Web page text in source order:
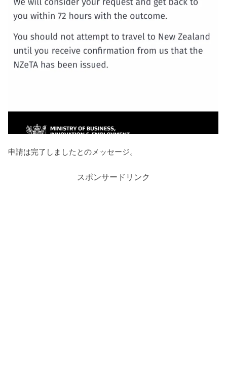
申請は完了しましたとのメッセージ。
スポンサードリンク